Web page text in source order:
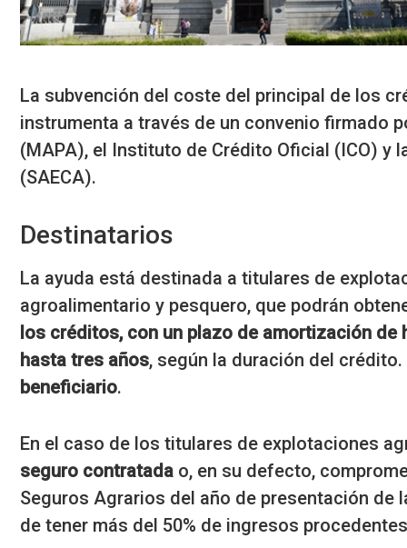
La subvención del coste del principal de los
instrumenta a través de un convenio firmado
(MAPA), el Instituto de Crédito Oficial (ICO) y
(SAECA).
Destinatarios
La ayuda está destinada a titulares de
agroalimentario y pesquero, que podrán
los créditos, con un plazo de amortización
hasta tres años, según la duración del
beneficiario.
En el caso de los titulares de explotaciones
seguro contratada o, en su defecto,
Seguros Agrarios del año de presentación de
de tener más del 50% de ingresos